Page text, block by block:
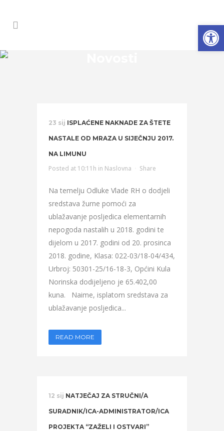
23 sij ISPLAĆENE NAKNADE ZA ŠTETE
NASTALE OD MRAZA U SIJEČNJU 2017.
NA LIMUNU
Posted at 10:11h in Naslovna Share
Na temelju Odluke Vlade RH o dodjeli
sredstava žurne pomoći za
ublažavanje posljedica elementarnih
nepogoda nastalih u 2018. godini te
dijelom u 2017. godini od 20. prosinca
2018. godine, Klasa: 022-03/18-04/434,
Urbroj: 50301-25/16-18-3, Općini Kula
Norinska dodijeljeno je 65.402,00
kuna. Naime, isplatom sredstava za
ublažavanje posljedica...
READ MORE
12 sij NATJEČAJ ZA STRUČNI/A
SURADNIK/ICA-ADMINISTRATOR/ICA
PROJEKTA “ZAŽELI I OSTVARI”